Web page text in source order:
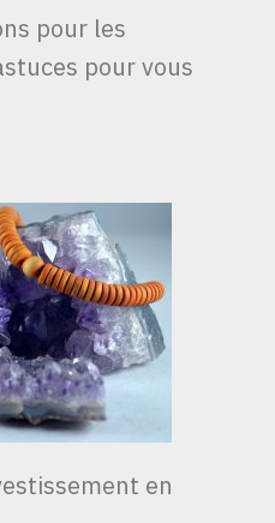
pour les
pour vous
en